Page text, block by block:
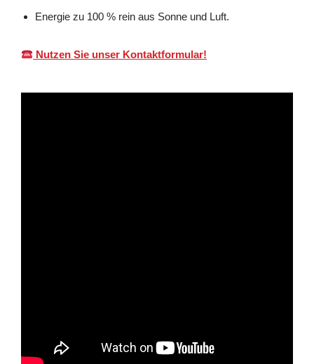
Energie zu 100 % rein aus Sonne und Luft.
Nutzen Sie unser Kontaktformular!